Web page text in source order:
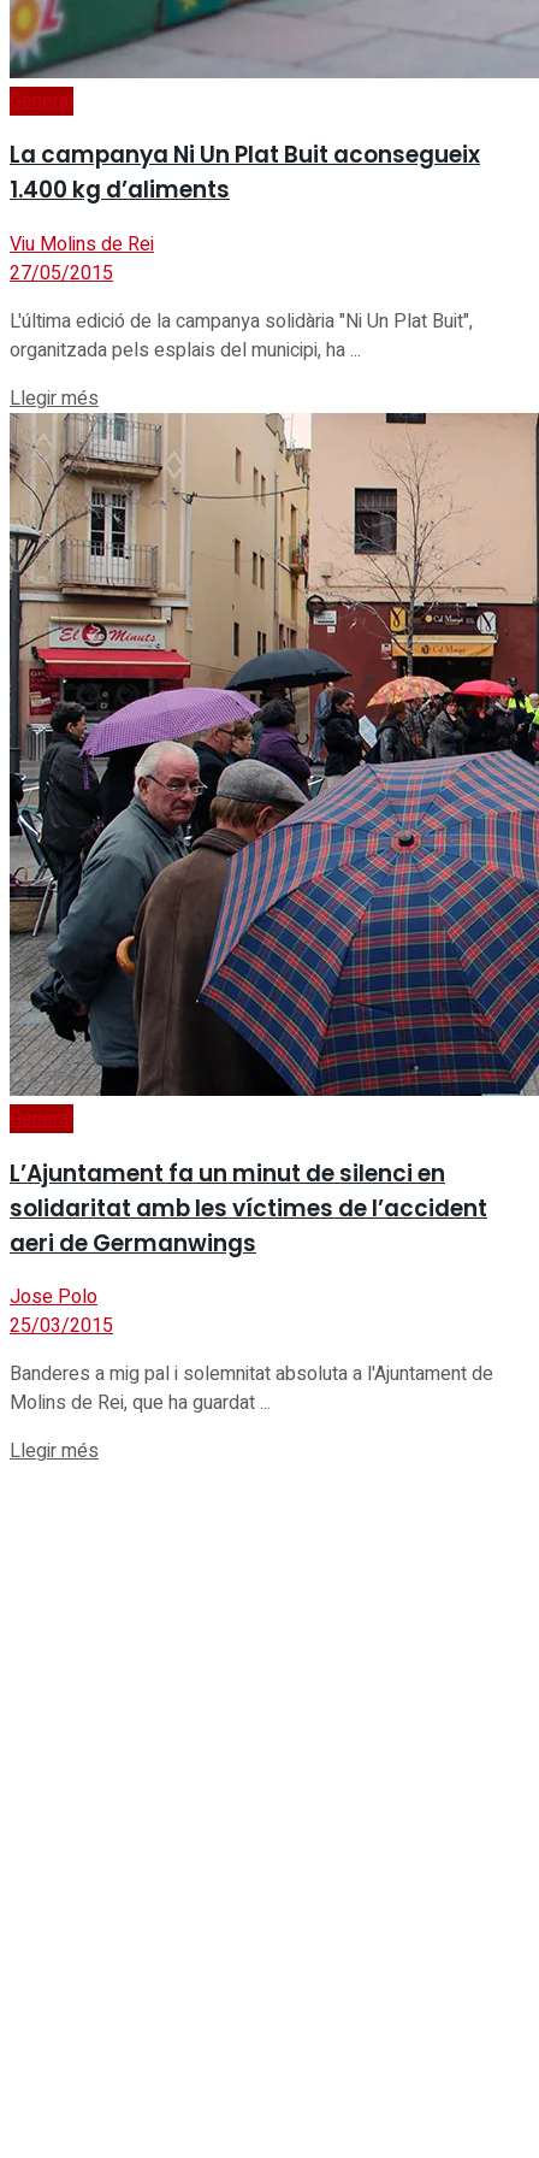
General
La campanya Ni Un Plat Buit aconsegueix
1.400 kg d’aliments
Viu Molins de Rei
27/05/2015
L'última edició de la campanya solidària "Ni Un Plat Buit",
organitzada pels esplais del municipi, ha ...
Llegir més
General
L’Ajuntament fa un minut de silenci en
solidaritat amb les víctimes de l’accident
aeri de Germanwings
Jose Polo
25/03/2015
Banderes a mig pal i solemnitat absoluta a l'Ajuntament de
Molins de Rei, que ha guardat ...
Llegir més